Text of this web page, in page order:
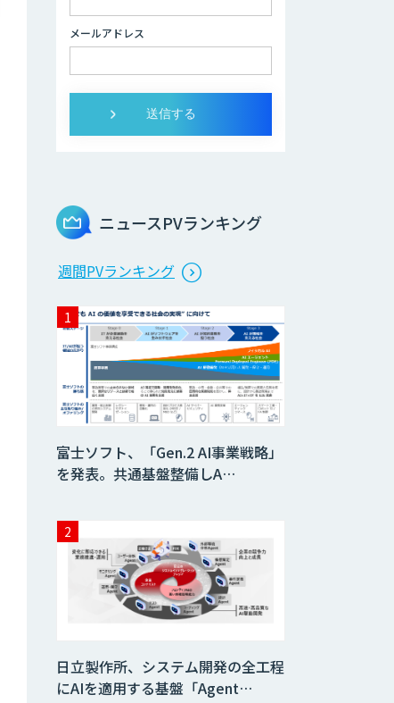
メールアドレス
ニュースPVランキング
週間PVランキング
富士ソフト、「Gen.2 AI事業戦略」
を発表。共通基盤整備しA…
日立製作所、システム開発の全工程
にAIを適用する基盤「Agent…